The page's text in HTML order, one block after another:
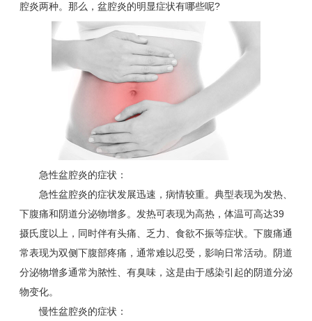
腔炎两种。那么，盆腔炎的明显症状有哪些呢?
急性盆腔炎的症状：
急性盆腔炎的症状发展迅速，病情较重。典型表现为发热、
下腹痛和阴道分泌物增多。发热可表现为高热，体温可高达39
摄氏度以上，同时伴有头痛、乏力、食欲不振等症状。下腹痛通
常表现为双侧下腹部疼痛，通常难以忍受，影响日常活动。阴道
分泌物增多通常为脓性、有臭味，这是由于感染引起的阴道分泌
物变化。
慢性盆腔炎的症状：